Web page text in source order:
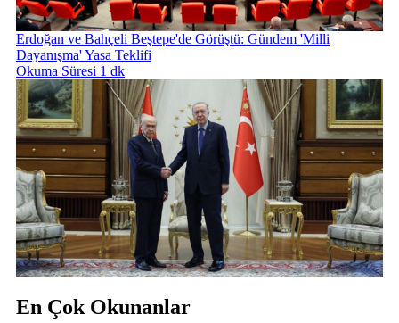
Erdoğan ve Bahçeli Beştepe'de Görüştü: Gündem 'Milli
Dayanışma' Yasa Teklifi
Okuma Süresi 1 dk
En Çok Okunanlar